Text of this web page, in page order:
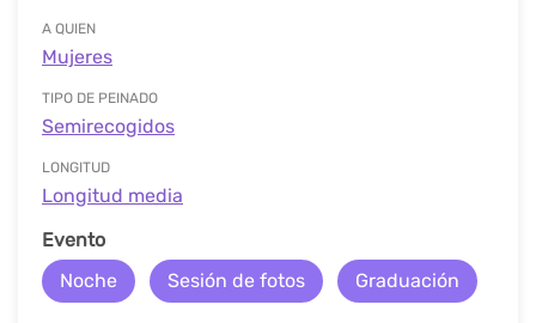
A QUIEN
Mujeres
TIPO DE PEINADO
Semirecogidos
LONGITUD
Longitud media
Evento
Noche
Sesión de fotos Graduación